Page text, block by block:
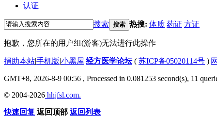
认证
搜索 搜索 热搜: 体质 药证 方证
抱歉，您所在的用户组(游客)无法进行此操作
捐助本站|手机版|小黑屋|经方医学论坛( 苏ICP备05020114号 )|
GMT+8, 2026-8-9 00:56 , Processed in 0.081253 second(s), 11
© 2004-2026 hhjfsl.com.
快速回复 返回顶部 返回列表